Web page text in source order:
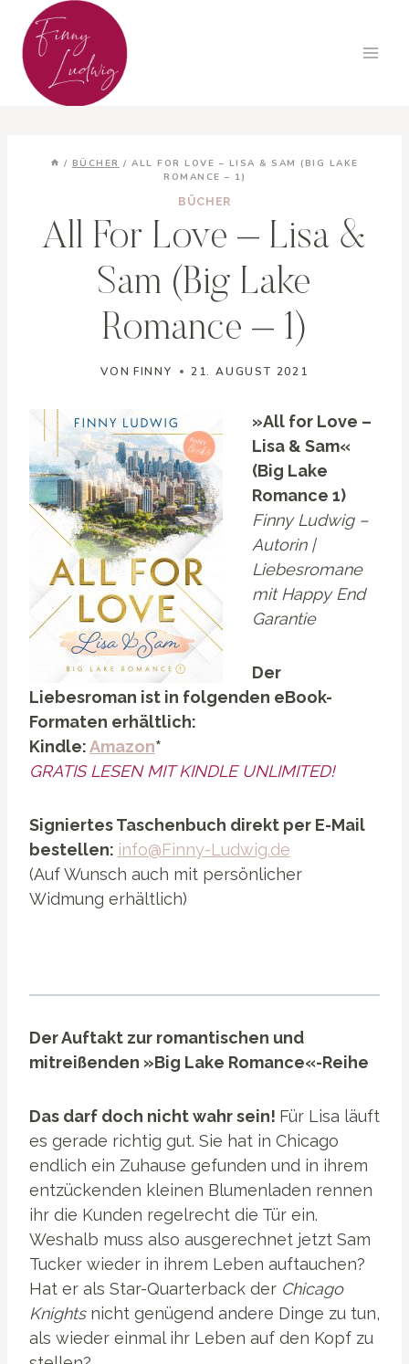
Inhalt
springen
/ BÜCHER / ALL FOR LOVE – LISA & SAM (BIG LAKE
ROMANCE – 1)
BÜCHER
All For Love – Lisa &
Sam (Big Lake
Romance – 1)
VON FINNY 21. AUGUST 2021
»All for Love –
Lisa & Sam«
(Big Lake
Romance 1)
Finny Ludwig –
Autorin |
Liebesromane
mit Happy End
Garantie
Der
Liebesroman ist in folgenden eBook-
Formaten erhältlich:
Kindle:Amazon*
GRATIS LESEN MIT KINDLE UNLIMITED!
Signiertes Taschenbuch direkt per E-Mail
bestellen: info@Finny-Ludwig.de
(Auf Wunsch auch mit persönlicher
Widmung erhältlich)
Der Auftakt zur romantischen und
mitreißenden »Big Lake Romance«-Reihe
Das darf doch nicht wahr sein! Für Lisa läuft
es gerade richtig gut. Sie hat in Chicago
endlich ein Zuhause gefunden und in ihrem
entzückenden kleinen Blumenladen rennen
ihr die Kunden regelrecht die Tür ein.
Weshalb muss also ausgerechnet jetzt Sam
Tucker wieder in ihrem Leben auftauchen?
Hat er als Star-Quarterback der Chicago
Knightsnicht genügend andere Dinge zu tun,
als wieder einmal ihr Leben auf den Kopf zu